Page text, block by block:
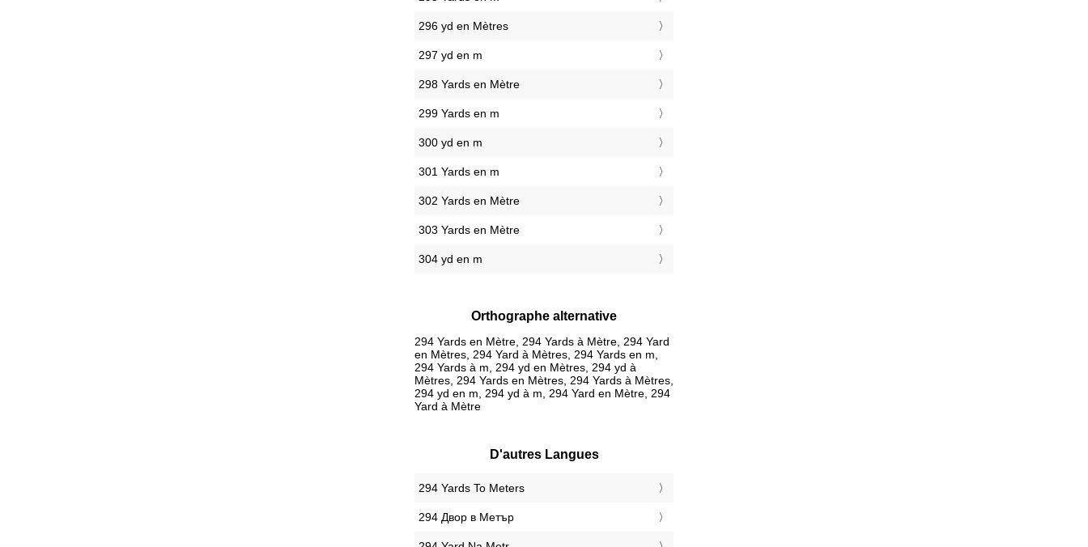
296 yd en Mètres
297 yd en m
298 Yards en Mètre
299 Yards en m
300 yd en m
301 Yards en m
302 Yards en Mètre
303 Yards en Mètre
304 yd en m
Orthographe alternative
294 Yards en Mètre, 294 Yards à Mètre, 294 Yard
en Mètres, 294 Yard à Mètres, 294 Yards en m,
294 Yards à m, 294 yd en Mètres, 294 yd à
Mètres, 294 Yards en Mètres, 294 Yards à Mètres,
294 yd en m, 294 yd à m, 294 Yard en Mètre, 294
Yard à Mètre
D'autres Langues
‎294 Yards To Meters
‎294 Двор в Метър